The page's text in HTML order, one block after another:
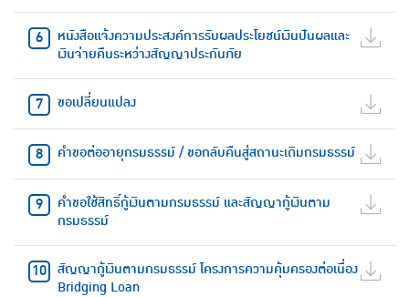
หนังสือแจ้งความประสงค์การรับผลประโยชน์เงินปันผลและ
เงินจ่ายคืนระหว่างสัญญาประกันภัย
ขอเปลี่ยนแปลง
คำขอต่ออายุกรมธรรม์ / ขอกลับคืนสู่สถานะเดิมกรมธรรม์
คำขอใช้สิทธิ์กู้เงินตามกรมธรรม์ และสัญญากู้เงินตาม
กรมธรรม์
สัญญากู้เงินตามกรมธรรม์ โครงการความคุ้มครองต่อเนื่อง
Bridging Loan